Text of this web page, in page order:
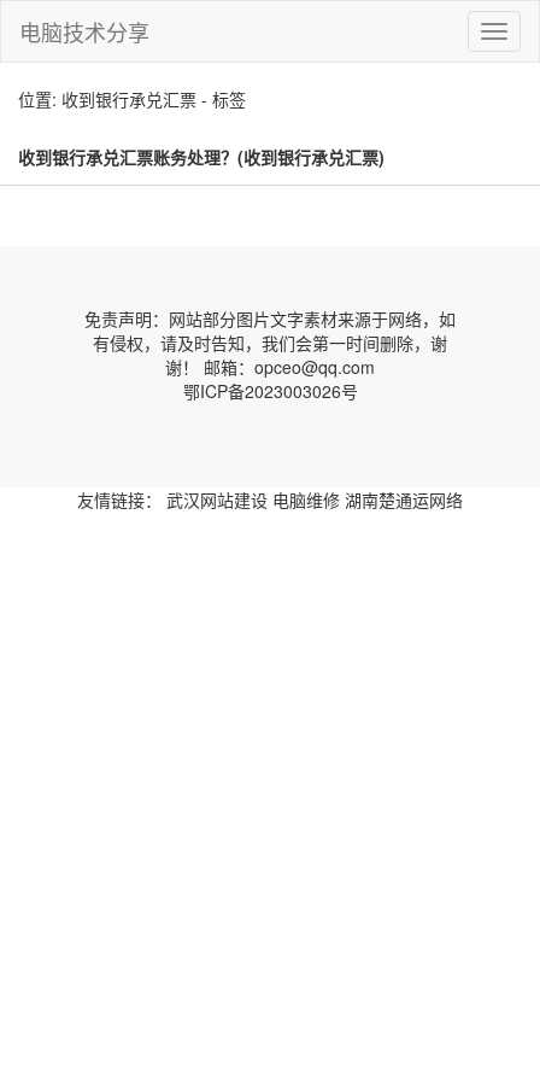
切
换
电脑技术分享
位置: 收到银行承兑汇票 - 标签
收到银行承兑汇票账务处理？(收到银行承兑汇票)
免责声明：网站部分图片文字素材来源于网络，如
有侵权，请及时告知，我们会第一时间删除，谢
谢！ 邮箱：opceo@qq.com
鄂ICP备2023003026号
友情链接： 武汉网站建设 电脑维修 湖南楚通运网络